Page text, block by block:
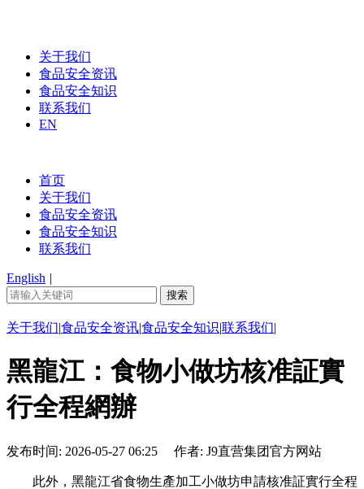
关于我们
食品安全资讯
食品安全知识
联系我们
EN
首页
关于我们
食品安全资讯
食品安全知识
联系我们
English |
关于我们|食品安全资讯|食品安全知识|联系我们|
黑龍江：食物小做坊核准証實
行全程網辦
发布时间: 2026-05-27 06:25 作者: J9直营集团官方网站
此外，黑龍江省食物生產加工小做坊申請核准証實行全程